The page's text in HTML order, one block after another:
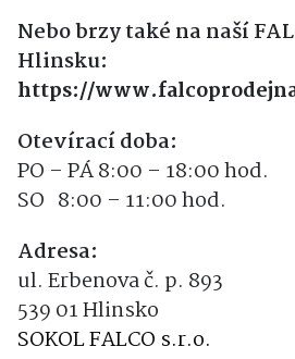
Nebo brzy také na naší
Hlinsku:
https://
Otevírací doba:
PO – PÁ 8:00 – 18:00 hod.
SO 8:00 – 11:00 hod.
Adresa:
ul. Erbenova č. p. 893
539 01 Hlinsko
SOKOL FALCO s.r.o.